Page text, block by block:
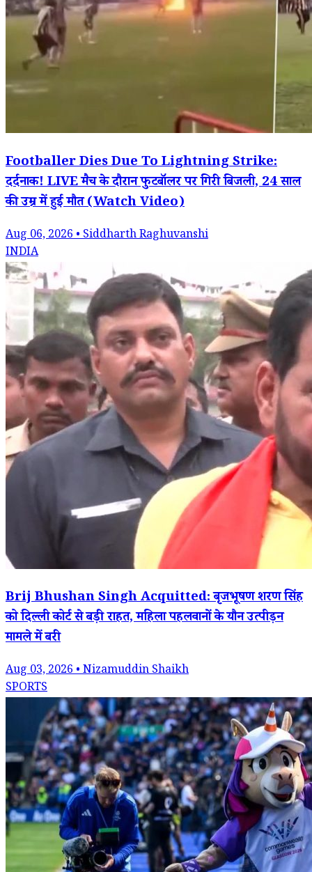
Footballer Dies Due To Lightning Strike:
दर्दनाक! LIVE मैच के दौरान फुटबॉलर पर गिरी बिजली, 24 साल
की उम्र में हुई मौत (Watch Video)
Aug 06, 2026 • Siddharth Raghuvanshi
INDIA
Brij Bhushan Singh Acquitted: बृजभूषण शरण सिंह
को दिल्ली कोर्ट से बड़ी राहत, महिला पहलवानों के यौन उत्पीड़न
मामले में बरी
Aug 03, 2026 • Nizamuddin Shaikh
SPORTS